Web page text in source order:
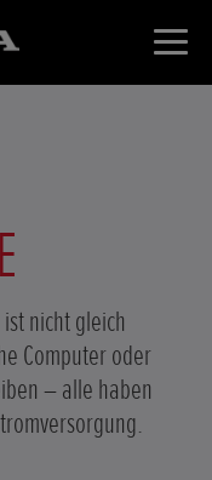
nicht gleich
Computer oder
– alle haben